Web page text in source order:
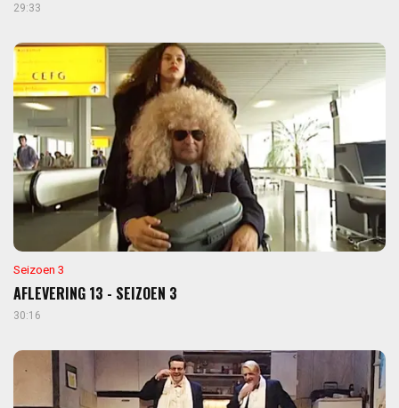
29:33
Seizoen 3
AFLEVERING 13 - SEIZOEN 3
30:16